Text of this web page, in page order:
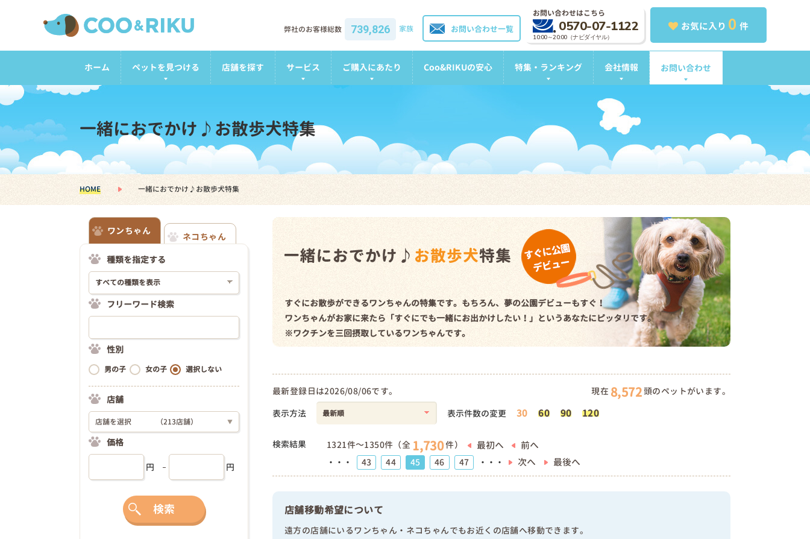
お気に入り 0 件
お問い合わせはこちら
0570-07-1122
10:00～20:00（ナビダイヤル）
お問い合わせ一覧
弊社のお客様総数 739,826 家族
ホーム ペットを見つける 店舗を探す サービス ご購入にあたり Coo&RIKUの安心 特集・ランキング 会社情報 お問い合わせ
一緒におでかけ♪お散歩犬特集
HOME 一緒におでかけ♪お散歩犬特集
すぐにお散歩ができるワンちゃんの特集です。もちろん、夢の公園デビューもすぐ！
ワンちゃんがお家に来たら「すぐにでも一緒にお出かけしたい！」というあなたにピッタリです。
※ワクチンを三回摂取しているワンちゃんです。
現在 8,572頭のペットがいます。
最新登録日は2026/08/06です。
表示方法
表示件数の変更 30 60 90 120
検索結果 1321件～1350件（全 1,730件） 最初へ 前へ
・・・ 43 44 45 46 47 ・・・ 次へ 最後へ
店舗移動希望について
遠方の店舗にいるワンちゃん・ネコちゃんでもお近くの店舗へ移動できます。
ワンちゃん
ネコちゃん
種類を指定する
フリーワード検索
性別
男の子 女の子 選択しない
店舗
店舗を選択 （213店舗） ▼
価格
円 円
検索